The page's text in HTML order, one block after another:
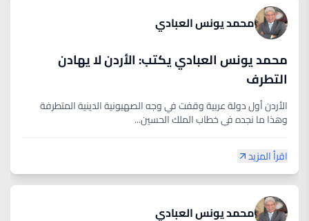
محمد يونس العبادي
محمد يونس العبادي يكتب: الأردن لا يهادن
التطرف
الأردن أول دولة عربية وقفت في وجه الصهيونية الدينية المتطرفة
وهذا ما نجده في خطاب الملك الحسين...
اقرأ المزيد
محمد يونس العبادي